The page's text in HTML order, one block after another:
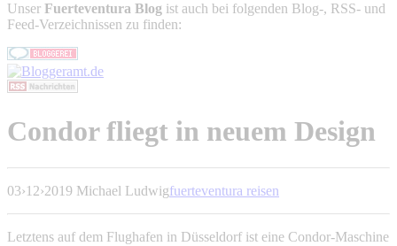
Unser Fuerteventura Blog ist auch bei folgenden Blog-, RSS- und
Feed-Verzeichnissen zu finden:
Condor fliegt in neuem Design
03›12›2019 Michael Ludwigfuerteventura reisen
Letztens auf dem Flughafen in Düsseldorf ist eine Condor-Maschine